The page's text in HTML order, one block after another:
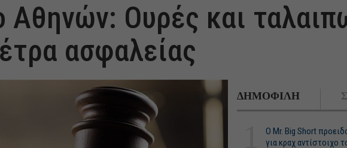
Αθηνών: Ουρές και
ασφαλείας
ΔΗΜΟΦΙΛΗ
O Mr. Big Short
για κραχ αντίστοιχο